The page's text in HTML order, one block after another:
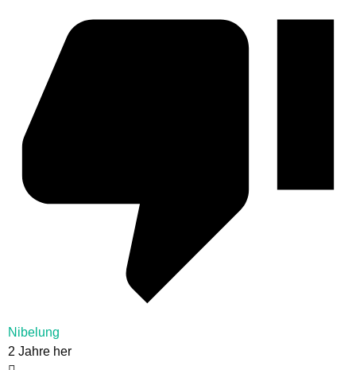
Nibelung
2 Jahre her